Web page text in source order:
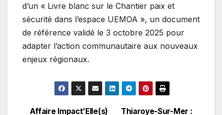
d’un « Livre blanc sur le Chantier paix et
sécurité dans l’espace UEMOA », un document
de référence validé le 3 octobre 2025 pour
adapter l’action communautaire aux nouveaux
enjeux régionaux.
Thiaroye-Sur-Mer :
Affaire Impact’Elle(s)